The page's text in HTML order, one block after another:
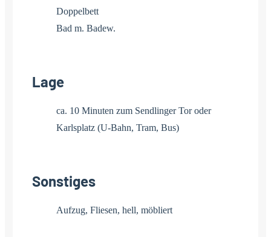
Doppelbett
Bad m. Badew.
Lage
ca. 10 Minuten zum Sendlinger Tor oder
Karlsplatz (U-Bahn, Tram, Bus)
Sonstiges
Aufzug, Fliesen, hell, möbliert